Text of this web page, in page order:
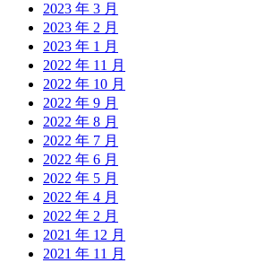
2023 年 3 月
2023 年 2 月
2023 年 1 月
2022 年 11 月
2022 年 10 月
2022 年 9 月
2022 年 8 月
2022 年 7 月
2022 年 6 月
2022 年 5 月
2022 年 4 月
2022 年 2 月
2021 年 12 月
2021 年 11 月